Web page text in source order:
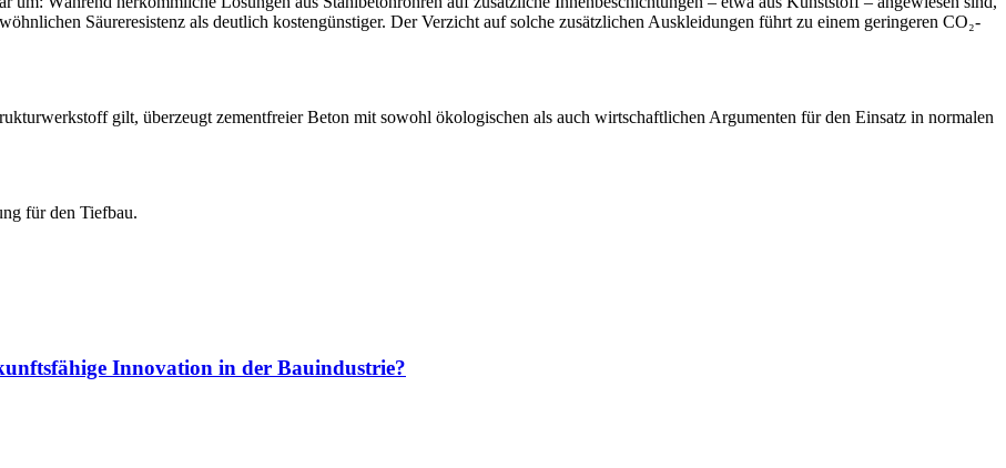
Säureresistenz als deutlich kostengünstiger. Der Verzicht auf solche zusätzlichen Auskleidungen führt zu einem geringeren CO₂-
gilt, überzeugt zementfreier Beton mit sowohl ökologischen als auch wirtschaftlichen Argumenten für den Einsatz in normalen
für den Tiefbau.
Innovation in der Bauindustrie?